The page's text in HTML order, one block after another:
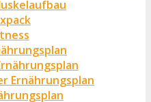
Ernährungsplan